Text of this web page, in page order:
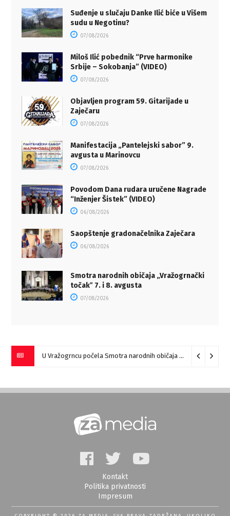
Suđenje u slučaju Danke Ilić biće u Višem
sudu u Negotinu?
07/08/2026
Miloš Ilić pobednik “Prve harmonike
Srbije – Sokobanja” (VIDEO)
07/08/2026
Objavljen program 59. Gitarijade u
Zaječaru
07/08/2026
Manifestacija „Pantelejski sabor” 9.
avgusta u Marinovcu
07/08/2026
Povodom Dana rudara uručene Nagrade
“Inženjer Šistek” (VIDEO)
06/08/2026
Saopštenje gradonačelnika Zaječara
06/08/2026
Smotra narodnih običaja „Vražogrnački
točakˮ 7. i 8. avgusta
07/08/2026
U Vražogrncu počela Smotra narodnih običaja „Vražogrnački točak“
Kontakt
Politika privatnosti
Impresum